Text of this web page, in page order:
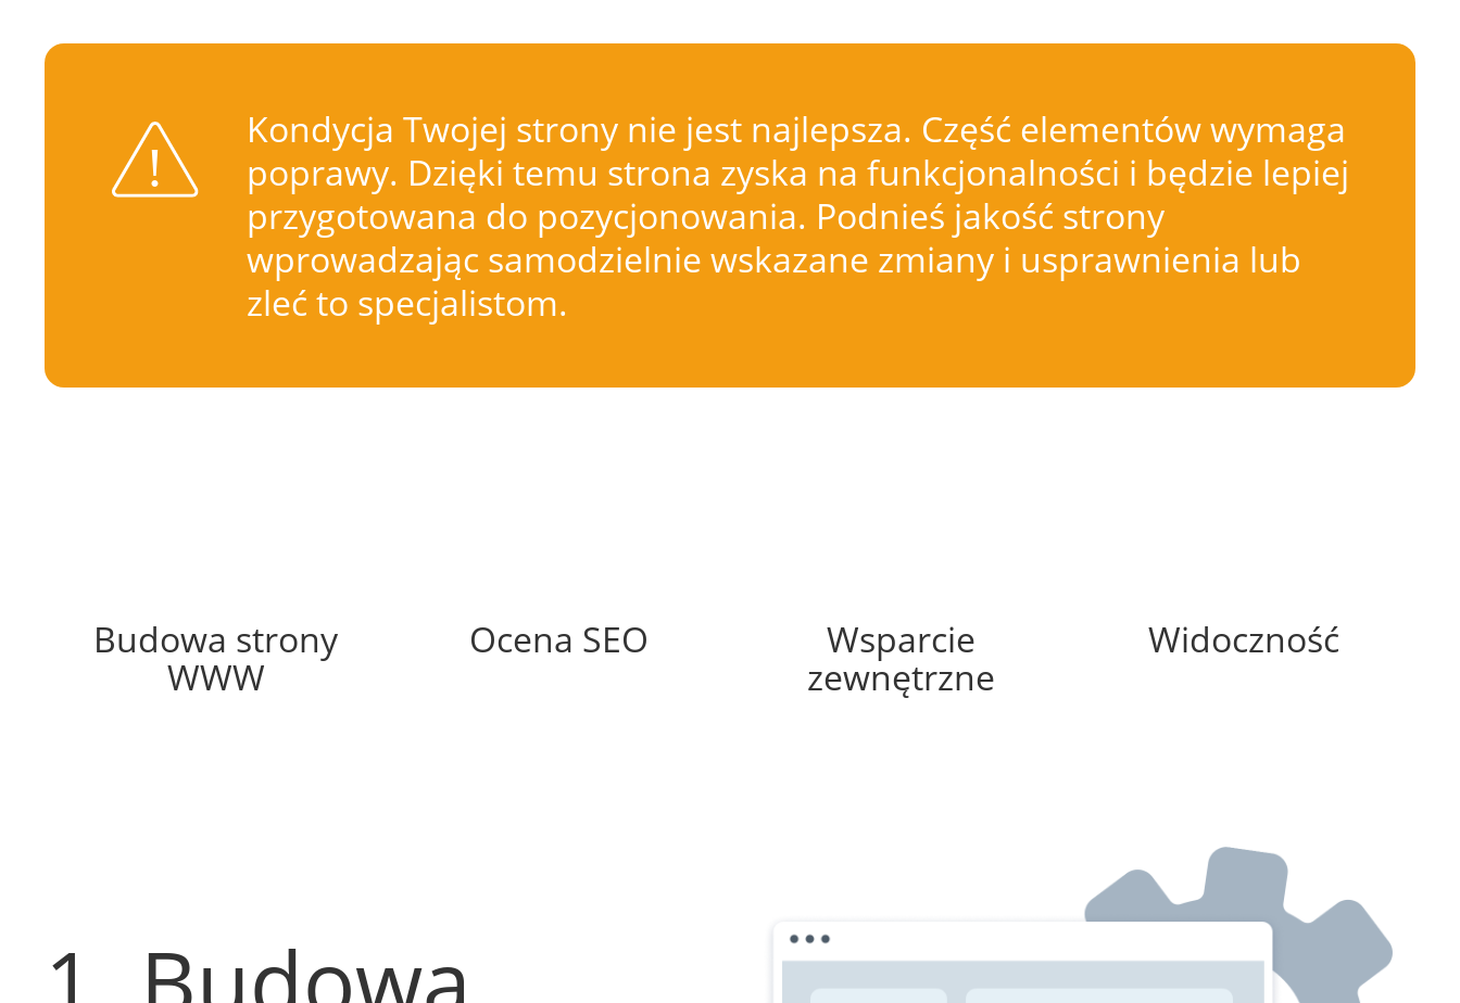
Kondycja Twojej strony nie jest najlepsza. Część elementów wymaga
poprawy. Dzięki temu strona zyska na funkcjonalności i będzie lepiej
przygotowana do pozycjonowania. Podnieś jakość strony
wprowadzając samodzielnie wskazane zmiany i usprawnienia lub
zleć to specjalistom.
Budowa strony
WWW
Ocena SEO
Wsparcie
zewnętrzne
Widoczność